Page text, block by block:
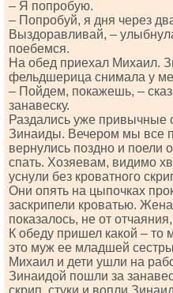
– Я попробую.
– Попробуй, я дня через
Выздоравливай, –
поебемся.
На обед приехал Михаил.
фельдшерица снимала у
– Пойдем, покажешь, –
занавеску.
Раздались уже привычные
Зинаиды. Вечером мы все
вернулись поздно и поели
спать. Хозяевам, видимо
уснули без кроватного
Они опять на цыпочках
заскрипели кроватью.
показалось, не от
К обеду пришел какой – то
это муж ее младшей
Михаил и дети ушли на
Зинаидой пошли за
скрип, стуки и вопли